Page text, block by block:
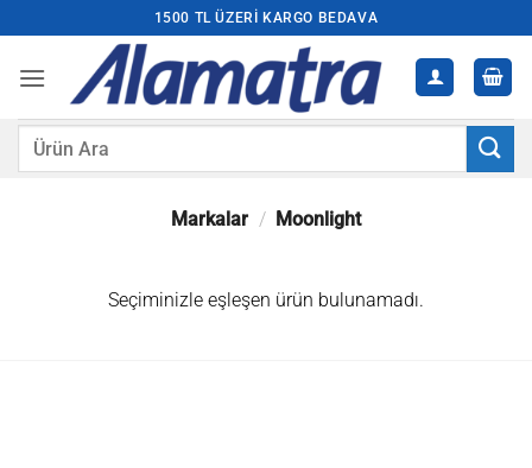
atla
1500 TL ÜZERI KARGO BEDAVA
Ara:
Markalar / Moonlight
Seçiminizle eşleşen ürün bulunamadı.